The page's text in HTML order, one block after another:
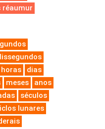
réaumur
horas
dias
meses
anos
séculos
lunares